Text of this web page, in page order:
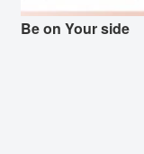
Be on Your side